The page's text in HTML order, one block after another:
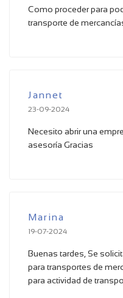
Como proceder para
transporte de
Jannet
23-09-2024
Necesito abrir una
asesoría Gracias
Marina
19-07-2024
Buenas tardes, Se
para transportes de
para actividad de